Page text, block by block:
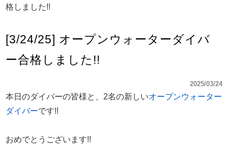
格しました!!
[3/24/25] オープンウォーターダイバ
ー合格しました!!
2025/03/24
本日のダイバーの皆様と、2名の新しいオープンウォーター
ダイバーです!!
おめでとうございます!!